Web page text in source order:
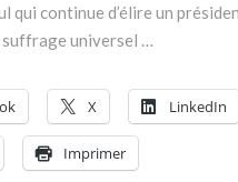
qui continue d’élire un
suffrage universel …
X LinkedIn
Imprimer